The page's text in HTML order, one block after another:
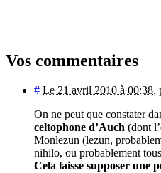
Vos commentaires
# Le 21 avril 2010 à 00:38,
On ne peut que constater
celtophone d’Auch (dont
Monlezun (lezun,
nihilo, ou probablement
Cela laisse supposer une